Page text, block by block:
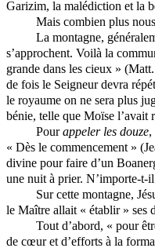
Garizim, la malédiction et la
Mais combien plus
La montagne,
s’approchent. Voilà la
grande dans les cieux »
de fois le Seigneur devra
le royaume on ne sera plus
bénie, telle que Moïse l’avait
Pourappeler les douze,
« Dès le commencement »
divine pour faire d’un
une nuit à prier. N’importe-t-
Sur cette montagne,
le Maître allait « établir » ses
Tout d’abord, « pour
de cœur et d’efforts à la